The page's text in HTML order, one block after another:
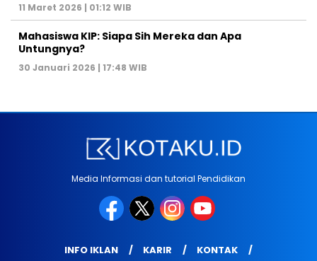
11 Maret 2026 | 01:12 WIB
Mahasiswa KIP: Siapa Sih Mereka dan Apa
Untungnya?
30 Januari 2026 | 17:48 WIB
Media Informasi dan tutorial Pendidikan
INFO IKLAN KARIR
KONTAK